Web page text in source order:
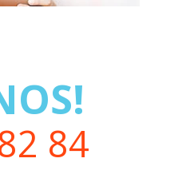
84